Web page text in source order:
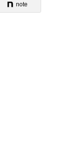
note